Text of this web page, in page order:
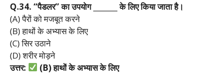
Q.34. “पैडलर”काउपयोग _______केलिएकियाजाताहै।
(A) पैरों को मजबूत करने
(B) हाथों के अभ्यास के लिए
(C) सिर उठाने
(D) शरीर मोड़ने
उत्तर:
(B)हाथोंकेअभ्यासकेलिए